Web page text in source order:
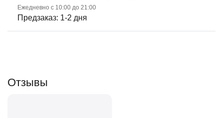
Ежедневно с 10:00 до 21:00
Предзаказ: 1-2 дня
Отзывы